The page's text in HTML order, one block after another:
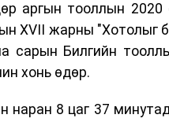
аргын тооллын 2020
XVII жарны "Хотолыг
сарын Билгийн
хонь өдөр.
наран 8 цаг 37